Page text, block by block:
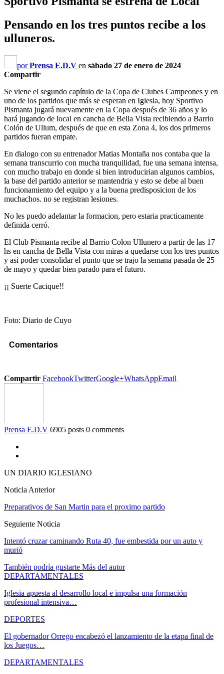
Pensando en los tres puntos recibe a los
ulluneros.
porPrensa E.D.V en sábado 27 de enero de 2024
Compartir
Se viene el segundo capítulo de la Copa de Clubes Campeones y en
uno de los partidos que más se esperan en Iglesia, hoy Sportivo
Pismanta jugará nuevamente en la Copa después de 36 años y lo
hará jugando de local en cancha de Bella Vista recibiendo a Barrio
Colón de Ullum, después de que en esta Zona 4, los dos primeros
partidos fueran empate.
En dialogo con su entrenador Matias Montaña nos contaba que la
semana transcurrio con mucha tranquilidad, fue una semana intensa,
con mucho trabajo en donde si bien introducirian algunos cambios,
la base del partido anterior se mantendria y esto se debe al buen
funcionamiento del equipo y a la buena predisposicion de los
muchachos. no se registran lesiones.
No les puedo adelantar la formacion, pero estaria practicamente
definida cerró.
El Club Pismanta recibe al Barrio Colon Ullunero a partir de las 17
hs en cancha de Bella Vista con miras a quedarse con los tres puntos
y asi poder consolidar el punto que se trajo la semana pasada de 25
de mayo y quedar bien parado para el futuro.
¡¡ Suerte Cacique!!
Foto: Diario de Cuyo
Comentarios
Compartir FacebookTwitterGoogle+WhatsAppEmail
Prensa E.D.V 6905 posts 0 comments
UN DIARIO IGLESIANO
Noticia Anterior
Preparativos de San Martin para el proximo partido
Seguiente Noticia
Intentó cruzar caminando Ruta 40, fue embestida por un auto y
murió
También podría gustarte Más del autor
DEPARTAMENTALES
Iglesia apuesta al desarrollo local e impulsa una formación
profesional intensiva…
DEPORTES
El gobernador Orrego encabezó el lanzamiento de la etapa final de
los Juegos…
DEPARTAMENTALES